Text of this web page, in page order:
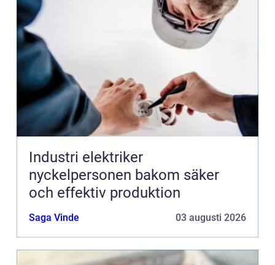
Industri elektriker
nyckelpersonen bakom säker
och effektiv produktion
Saga Vinde 03 augusti 2026